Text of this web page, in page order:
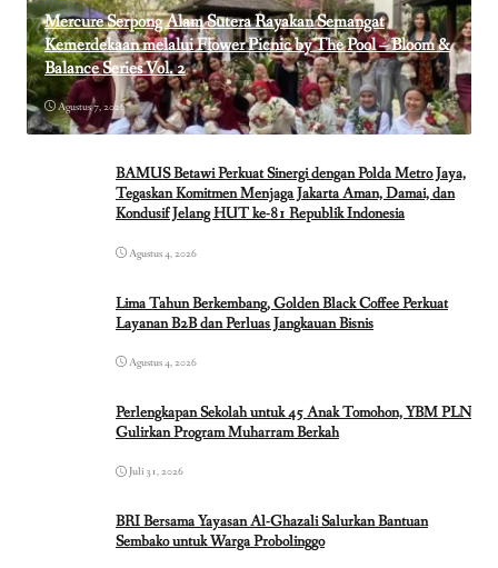
Mercure Serpong Alam Sutera Rayakan Semangat
Kemerdekaan melalui Flower Picnic by The Pool – Bloom &
Balance Series Vol. 2
Agustus 7, 2026
BAMUS Betawi Perkuat Sinergi dengan Polda Metro Jaya,
Tegaskan Komitmen Menjaga Jakarta Aman, Damai, dan
Kondusif Jelang HUT ke-81 Republik Indonesia
Agustus 4, 2026
Lima Tahun Berkembang, Golden Black Coffee Perkuat
Layanan B2B dan Perluas Jangkauan Bisnis
Agustus 4, 2026
Perlengkapan Sekolah untuk 45 Anak Tomohon, YBM PLN
Gulirkan Program Muharram Berkah
Juli 31, 2026
BRI Bersama Yayasan Al-Ghazali Salurkan Bantuan
Sembako untuk Warga Probolinggo